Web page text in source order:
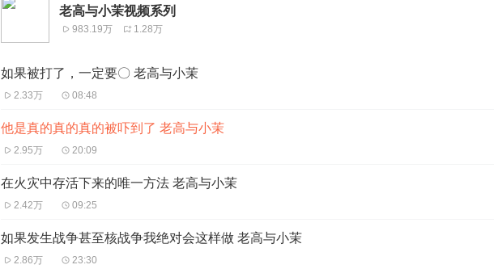
老高与小茉视频系列
983.19万 1.28万
如果被打了，一定要〇 老高与小茉
2.33万 08:48
他是真的真的真的被吓到了 老高与小茉
2.95万 20:09
在火灾中存活下来的唯一方法 老高与小茉
2.42万 09:25
如果发生战争甚至核战争我绝对会这样做 老高与小茉
2.86万 23:30